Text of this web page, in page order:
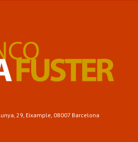
29, Eixample, 08007 Barcelona